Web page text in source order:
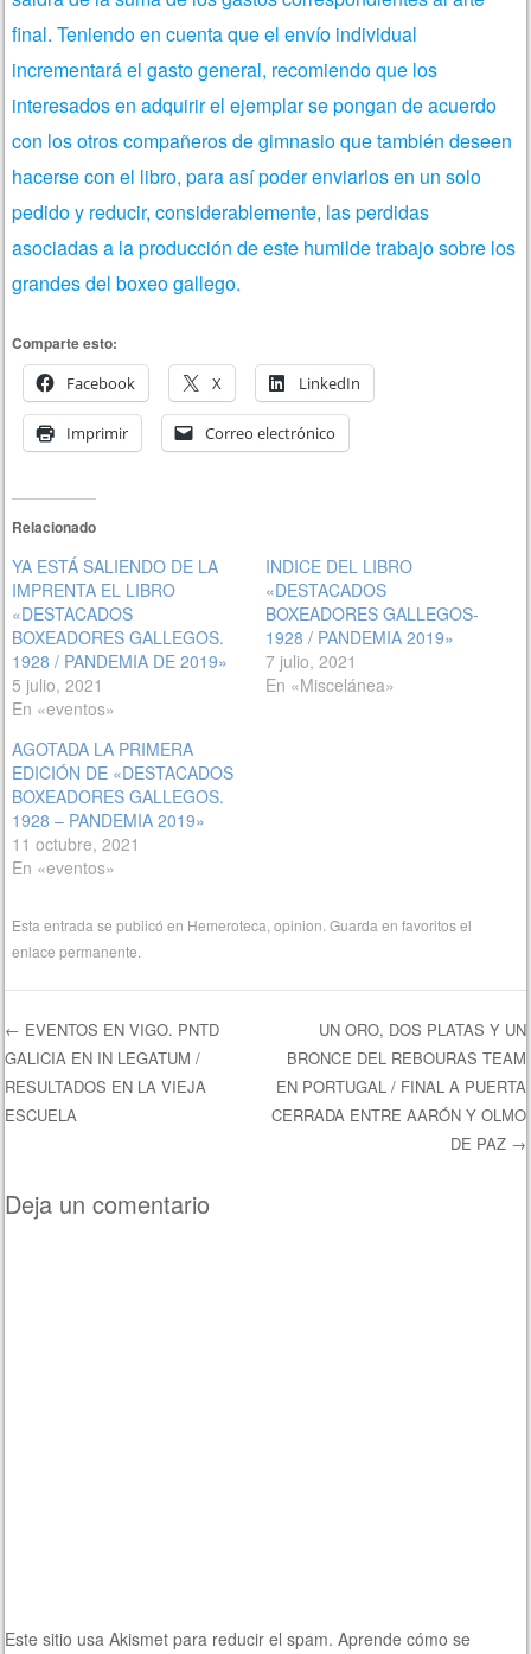
final. Teniendo en cuenta que el envío individual
incrementará el gasto general, recomiendo que los
interesados en adquirir el ejemplar se pongan de acuerdo
con los otros compañeros de gimnasio que también deseen
hacerse con el libro, para así poder enviarlos en un solo
pedido y reducir, considerablemente, las perdidas
asociadas a la producción de este humilde trabajo sobre los
grandes del boxeo gallego.
Comparte esto:
Facebook
X LinkedIn
Imprimir Correo electrónico
Relacionado
YA ESTÁ SALIENDO DE LA
IMPRENTA EL LIBRO
«DESTACADOS
BOXEADORES GALLEGOS.
1928 / PANDEMIA DE 2019»
5 julio, 2021
En «eventos»
INDICE DEL LIBRO
«DESTACADOS
BOXEADORES GALLEGOS-
1928 / PANDEMIA 2019»
7 julio, 2021
En «Miscelánea»
AGOTADA LA PRIMERA
EDICIÓN DE «DESTACADOS
BOXEADORES GALLEGOS.
1928 – PANDEMIA 2019»
11 octubre, 2021
En «eventos»
Esta entrada se publicó en Hemeroteca,opinion. Guarda en favoritos el
enlace permanente.
Navegación de entradas
← EVENTOS EN VIGO. PNTD
GALICIA EN IN LEGATUM /
RESULTADOS EN LA VIEJA
ESCUELA
UN ORO, DOS PLATAS Y UN
BRONCE DEL REBOURAS TEAM
EN PORTUGAL / FINAL A PUERTA
CERRADA ENTRE AARÓN Y OLMO
DE PAZ →
Deja un comentario
Este sitio usa Akismet para reducir el spam.Aprende cómo se